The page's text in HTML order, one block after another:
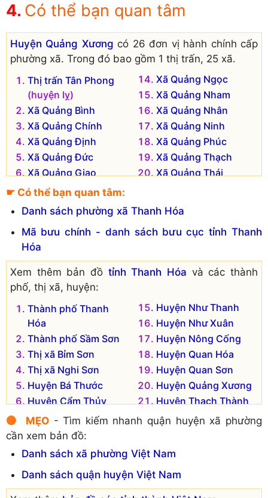
Có thể bạn quan tâm
Huyện Quảng Xương có 26 đơn vị hành chính cấp
phường xã. Trong đó bao gồm 1 thị trấn, 25 xã.
Thị trấn Tân Phong
(huyện lỵ)
Xã Quảng Bình
Xã Quảng Chính
Xã Quảng Định
Xã Quảng Đức
Xã Quảng Giao
Xã Quảng Hải
Xã Quảng Hòa
Xã Quảng Hợp
Xã Quảng Khê
Xã Quảng Lộc
Xã Quảng Long
Xã Quảng Lưu
Xã Quảng Ngọc
Xã Quảng Nham
Xã Quảng Nhân
Xã Quảng Ninh
Xã Quảng Phúc
Xã Quảng Thạch
Xã Quảng Thái
Xã Quảng Trung
Xã Quảng Văn
Xã Tiên Trang
Đơn vị hành chính cũ hiện không còn tồn tại là:
Xã Quảng Lĩnh
Xã Quảng Lợi
Xã Quảng Phong
Xã Quảng Tân
Xã Quảng Vọng
☛ Có thể bạn quan tâm:
Danh sách phường xã Thanh Hóa
Mã bưu chính - danh sách bưu cục tỉnh Thanh
Hóa
Xem thêm bản đồ tỉnh Thanh Hóa và các thành
phố, thị xã, huyện:
Thành phố Thanh
Hóa
Thành phố Sầm Sơn
Thị xã Bỉm Sơn
Thị xã Nghi Sơn
Huyện Bá Thước
Huyện Cẩm Thủy
Huyện Đông Sơn
Huyện Hà Trung
Huyện Hậu Lộc
Huyện Hoằng Hóa
Huyện Lang Chánh
Huyện Mường Lát
Huyện Như Thanh
Huyện Như Xuân
Huyện Nông Cống
Huyện Quan Hóa
Huyện Quan Sơn
Huyện Quảng Xương
Huyện Thạch Thành
Huyện Thiệu Hóa
Huyện Thường Xuân
Huyện Vĩnh Lộc
Huyện Yên Định
🔴 MẸO- Tìm kiếm nhanh quận huyện xã phường
cần xem bản đồ:
Danh sách xã phường Việt Nam
Danh sách quận huyện Việt Nam